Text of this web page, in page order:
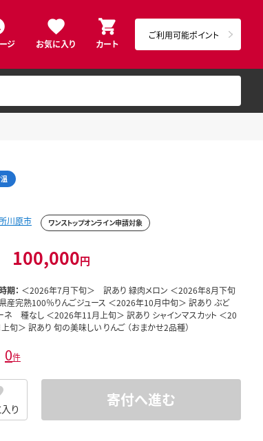
ジ お気に入り カート
ご利用可能ポイント
川原市 ワンストップオンライン申請対象
100,000円
期： ＜2026年7月下旬＞ 訳あり 緑肉メロン ＜2026年8月下旬
完熟100％りんごジュース ＜2026年10月中旬＞ 訳あり ぶど
種なし ＜2026年11月上旬＞ 訳あり シャインマスカット ＜20
旬＞ 訳あり 旬の美味しい りんご （おまかせ2品種）
0件
り 寄付へ進む